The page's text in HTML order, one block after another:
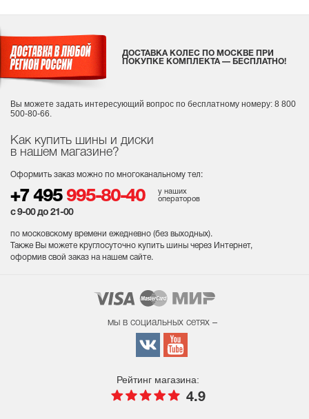
Как купить шины и диски
в нашем магазине?
Оформить заказ можно по многоканальному тел:
+7 495 995-80-40
у наших
операторов
с 9-00 до 21-00
по московскому времени ежедневно (без выходных).
Также Вы можете круглосуточно купить шины через Интернет,
оформив свой заказ на нашем сайте.
ДОСТАВКА КОЛЕС ПО МОСКВЕ ПРИ
ПОКУПКЕ КОМПЛЕКТА — БЕСПЛАТНО!
Вы можете задать интересующий вопрос по бесплатному номеру: 8 800
500-80-66.
мы в социальных сетях –
Рейтинг магазина:
4.9